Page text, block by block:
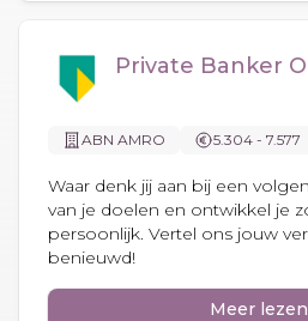
Private Banker
ABN AMRO 5.304 - 7.577
Waar denk jij aan bij een
van je doelen en ontwikkel je
persoonlijk. Vertel ons jouw
benieuwd!
Meer lezen